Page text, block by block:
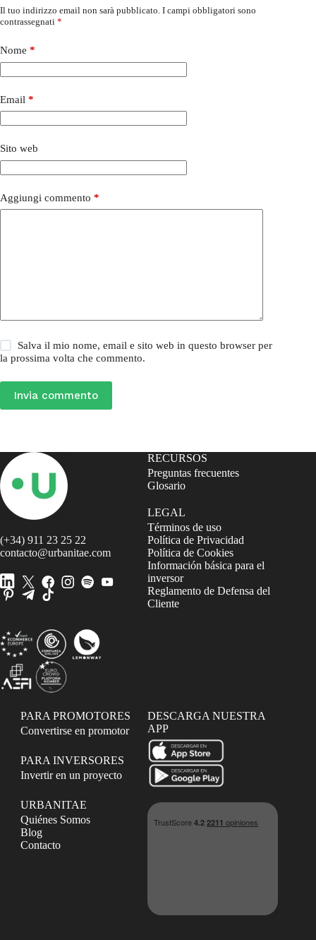
Il tuo indirizzo email non sarà pubblicato. I campi obbligatori sono
contrassegnati *
Nome *
Email *
Sito web
Aggiungi commento *
Salva il mio nome, email e sito web in questo browser per
la prossima volta che commento.
Invia commento
(+34) 911 23 25 22
contacto@urbanitae.com
RECURSOS
Preguntas frecuentes
Glosario
LEGAL
Términos de uso
Política de Privacidad
Política de Cookies
Información básica para el
inversor
Reglamento de Defensa del
Cliente
PARA PROMOTORES
Convertirse en promotor
PARA INVERSORES
Invertir en un proyecto
URBANITAE
Quiénes Somos
Blog
Contacto
DESCARGA NUESTRA
APP